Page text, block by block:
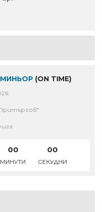
МИНЬОР (ON TIME)
00
МИНУТИ
00
СЕКУДНИ